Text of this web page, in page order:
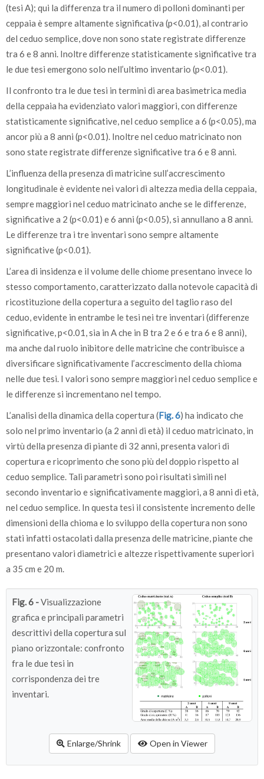
(tesi A); qui la differenza tra il numero di polloni dominanti per
ceppaia è sempre altamente significativa (p<0.01), al contrario
del ceduo semplice, dove non sono state registrate differenze
tra 6 e 8 anni. Inoltre differenze statisticamente significative tra
le due tesi emergono solo nell’ultimo inventario (p<0.01).
Il confronto tra le due tesi in termini di area basimetrica media
della ceppaia ha evidenziato valori maggiori, con differenze
statisticamente significative, nel ceduo semplice a 6 (p<0.05), ma
ancor più a 8 anni (p<0.01). Inoltre nel ceduo matricinato non
sono state registrate differenze significative tra 6 e 8 anni.
L’influenza della presenza di matricine sull’accrescimento
longitudinale è evidente nei valori di altezza media della ceppaia,
sempre maggiori nel ceduo matricinato anche se le differenze,
significative a 2 (p<0.01) e 6 anni (p<0.05), si annullano a 8 anni.
Le differenze tra i tre inventari sono sempre altamente
significative (p<0.01).
L’area di insidenza e il volume delle chiome presentano invece lo
stesso comportamento, caratterizzato dalla notevole capacità di
ricostituzione della copertura a seguito del taglio raso del
ceduo, evidente in entrambe le tesi nei tre inventari (differenze
significative, p<0.01, sia in A che in B tra 2 e 6 e tra 6 e 8 anni),
ma anche dal ruolo inibitore delle matricine che contribuisce a
diversificare significativamente l’accrescimento della chioma
nelle due tesi. I valori sono sempre maggiori nel ceduo semplice e
le differenze si incrementano nel tempo.
L’analisi della dinamica della copertura (Fig. 6) ha indicato che
solo nel primo inventario (a 2 anni di età) il ceduo matricinato, in
virtù della presenza di piante di 32 anni, presenta valori di
copertura e ricoprimento che sono più del doppio rispetto al
ceduo semplice. Tali parametri sono poi risultati simili nel
secondo inventario e significativamente maggiori, a 8 anni di età,
nel ceduo semplice. In questa tesi il consistente incremento delle
dimensioni della chioma e lo sviluppo della copertura non sono
stati infatti ostacolati dalla presenza delle matricine, piante che
presentano valori diametrici e altezze rispettivamente superiori
a 35 cm e 20 m.
Fig. 6 -Visualizzazione
grafica e principali parametri
descrittivi della copertura sul
piano orizzontale: confronto
fra le due tesi in
corrispondenza dei tre
inventari.
Enlarge/Shrink Open in Viewer